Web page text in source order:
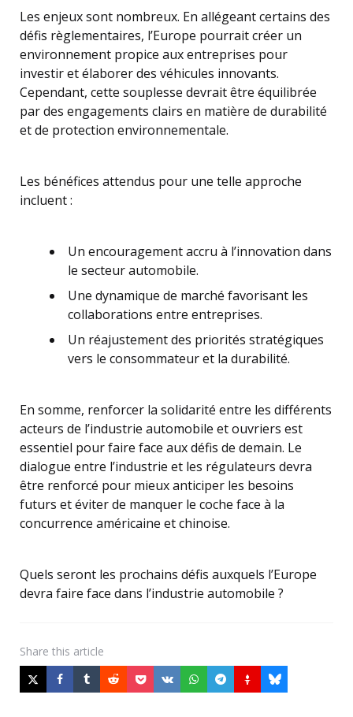
Les enjeux sont nombreux. En allégeant certains des
défis règlementaires, l’Europe pourrait créer un
environnement propice aux entreprises pour
investir et élaborer des véhicules innovants.
Cependant, cette souplesse devrait être équilibrée
par des engagements clairs en matière de durabilité
et de protection environnementale.
Les bénéfices attendus pour une telle approche
incluent :
Un encouragement accru à l’innovation dans
le secteur automobile.
Une dynamique de marché favorisant les
collaborations entre entreprises.
Un réajustement des priorités stratégiques
vers le consommateur et la durabilité.
En somme, renforcer la solidarité entre les différents
acteurs de l’industrie automobile et ouvriers est
essentiel pour faire face aux défis de demain. Le
dialogue entre l’industrie et les régulateurs devra
être renforcé pour mieux anticiper les besoins
futurs et éviter de manquer le coche face à la
concurrence américaine et chinoise.
Quels seront les prochains défis auxquels l’Europe
devra faire face dans l’industrie automobile ?
Share this article